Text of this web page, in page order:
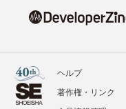
ヘルプ
著作権・リンク